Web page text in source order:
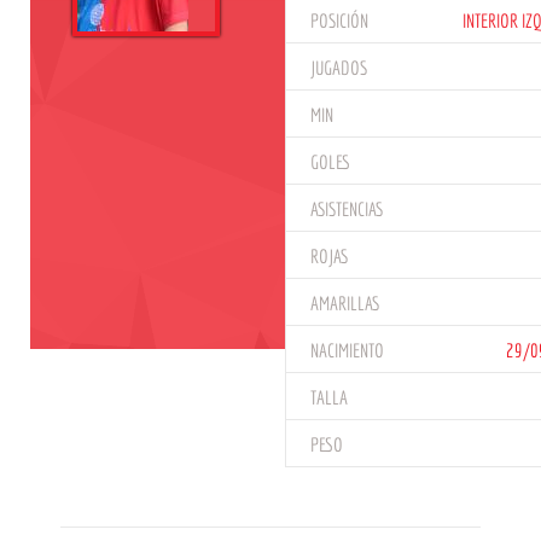
POSICIÓN INTERIOR
JUGADOS
MIN
GOLES
ASISTENCIAS
ROJAS
AMARILLAS
NACIMIENTO 29/
TALLA
PESO